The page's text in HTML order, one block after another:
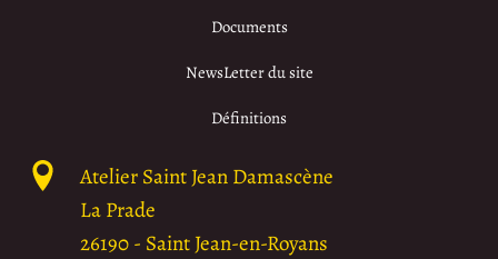
Documents
NewsLetter du site
Définitions
Atelier Saint Jean Damascène
La Prade
26190- Saint Jean-en-Royans